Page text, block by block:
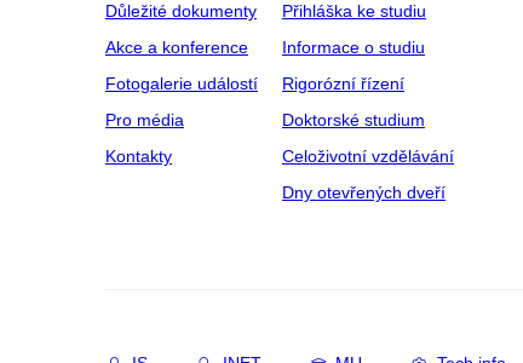
Důležité dokumenty
Akce a konference
Fotogalerie událostí
Pro média
Kontakty
Přihláška ke studiu
Informace o studiu
Rigorózní řízení
Doktorské studium
Celoživotní vzdělávání
Dny otevřených dveří